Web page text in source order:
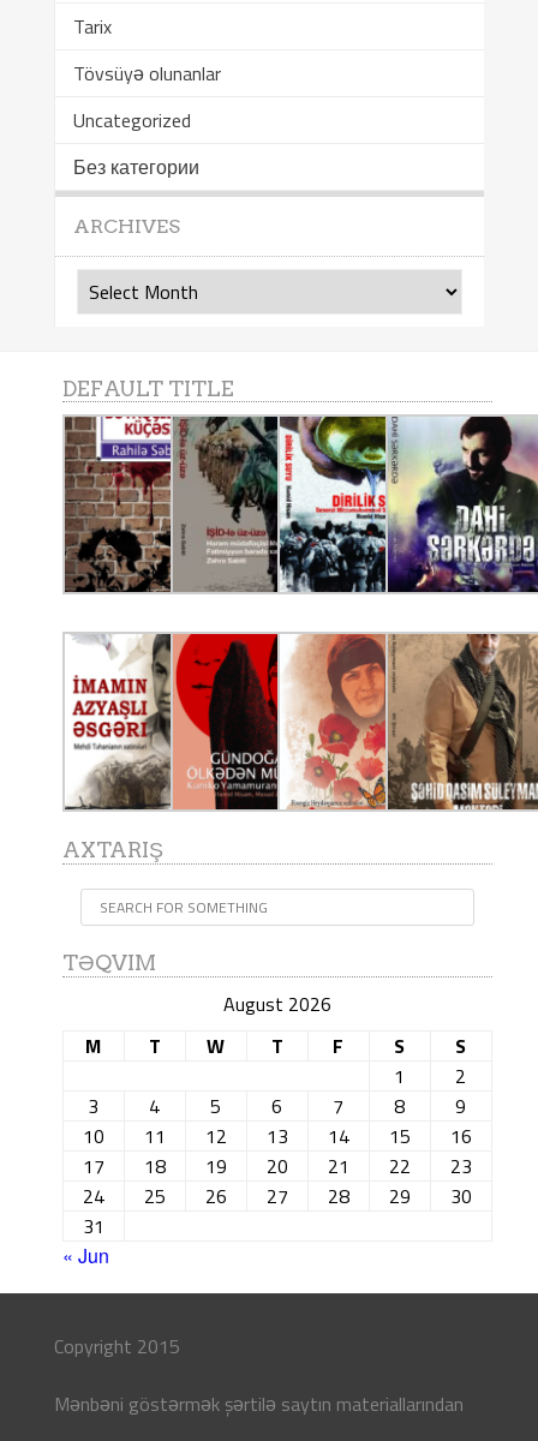
Tarix
Tövsüyə olunanlar
Uncategorized
Без категории
ARCHIVES
Archives
DEFAULT TITLE
AXTARIŞ
TƏQVIM
August 2026
M
T W T F S
S
1
2
3
4 5 6 7 8
9
10
11 12 13 14 15
16
17
18 19 20 21 22
23
24
25 26 27 28 29
30
31
« Jun
Copyright 2015
Mənbəni göstərmək şərtilə saytın materiallarından